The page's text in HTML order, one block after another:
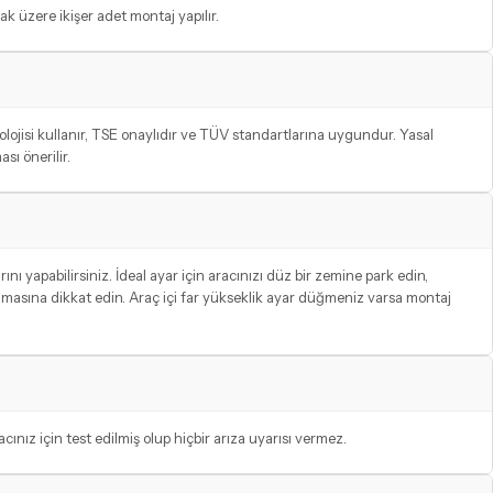
üzere ikişer adet montaj yapılır.
kullanır, TSE onaylıdır ve TÜV standartlarına uygundur. Yasal
önerilir.
yapabilirsiniz. İdeal ayar için aracınızı düz bir zemine park edin,
dikkat edin. Araç içi far yükseklik ayar düğmeniz varsa montaj
için test edilmiş olup hiçbir arıza uyarısı vermez.